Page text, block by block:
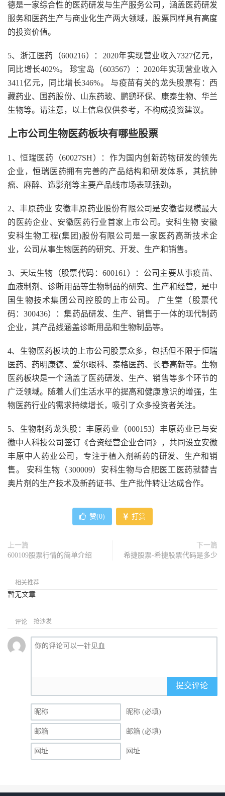
德是一家综合性的医药研发与生产服务公司，涵盖医药研发
服务和医药生产与商业化生产两大领域，股票同样具有高度
的投资价值。
5、浙江医药（600216）：2020年实现营业收入7327亿元，
同比增长402%。 珍宝岛（603567）：2020年实现营业收入
3411亿元，同比增长346%。 与疫苗有关的龙头股票有：西
藏药业、国药股份、山东药玻、鹏鹞环保、康泰生物、华兰
生物等。请注意，以上信息仅供参考，不构成投资建议。
上市公司生物医药板块有哪些股票
1、恒瑞医药（60027SH）：作为国内创新药物研发的领先
企业，恒瑞医药拥有完善的产品结构和研发体系，其抗肿
瘤、麻醉、造影剂等主要产品线市场表现强劲。
2、丰原药业 安徽丰原药业股份有限公司是安徽省规模最大
的医药企业、安徽医药行业首家上市公司。安科生物 安徽
安科生物工程(集团)股份有限公司是一家医药高新技术企
业，公司从事生物医药的研究、开发、生产和销售。
3、天坛生物（股票代码：600161）：公司主要从事疫苗、
血液制剂、诊断用品等生物制品的研究、生产和经营，是中
国生物技术集团公司控股的上市公司。 广生堂（股票代
码：300436）：集药品研发、生产、销售于一体的现代制药
企业，其产品线涵盖诊断用品和生物制品等。
4、生物医药板块的上市公司股票众多，包括但不限于恒瑞
医药、药明康德、爱尔眼科、泰格医药、长春高新等。生物
医药板块是一个涵盖了医药研发、生产、销售等多个环节的
广泛领域。随着人们生活水平的提高和健康意识的增强，生
物医药行业的需求持续增长，吸引了众多投资者关注。
5、生物制药龙头股：丰原药业（000153）丰原药业已与安
徽中人科技公司签订《合资经营企业合同》，共同设立安徽
丰原中人药业公司，专注于植入剂新药的研发、生产和销
售。 安科生物（300009）安科生物与合肥医工医药就替吉
奥片剂的生产技术及新药证书、生产批件转让达成合作。
赞(0) 打赏
上一篇
600109股票行情的简单介绍
下一篇
希捷股票-希捷股票代码是多少
相关推荐
暂无文章
评论 抢沙发
提交评论
昵称 (必填)
邮箱 (必填)
网址